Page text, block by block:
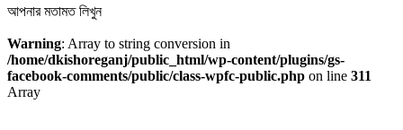
আপনার মতামত লিখুন
Warning: Array to string conversion in
/home/dkishoreganj/public_html/wp-content/plugins/gs-
facebook-comments/public/class-wpfc-public.php on line 311
Array